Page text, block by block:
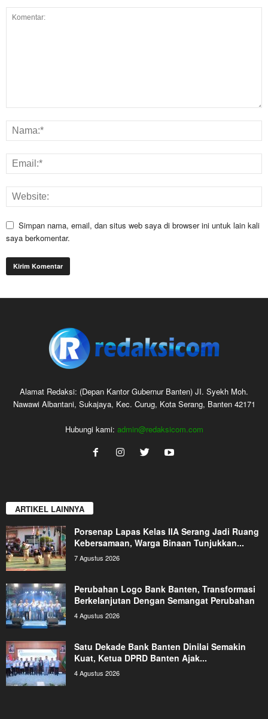
Simpan nama, email, dan situs web saya di browser ini untuk lain kali
saya berkomentar.
Alamat Redaksi: (Depan Kantor Gubernur Banten) JI. Syekh Moh.
Nawawi Albantani, Sukajaya, Kec. Curug, Kota Serang, Banten 42171
Hubungi kami: admin@redaksicom.com
ARTIKEL LAINNYA
Porsenap Lapas Kelas IIA Serang Jadi Ruang
Kebersamaan, Warga Binaan Tunjukkan...
7 Agustus 2026
Perubahan Logo Bank Banten, Transformasi
Berkelanjutan Dengan Semangat Perubahan
4 Agustus 2026
Satu Dekade Bank Banten Dinilai Semakin
Kuat, Ketua DPRD Banten Ajak...
4 Agustus 2026